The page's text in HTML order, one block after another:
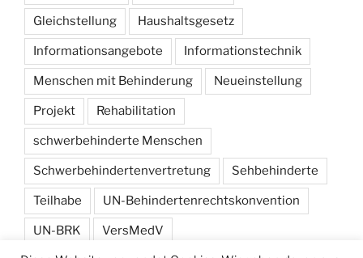
Gleichstellung Haushaltsgesetz
Informationsangebote Informationstechnik
Menschen mit Behinderung Neueinstellung
Projekt Rehabilitation
schwerbehinderte Menschen
Schwerbehindertenvertretung Sehbehinderte
Teilhabe UN-Behindertenrechtskonvention
UN-BRK VersMedV